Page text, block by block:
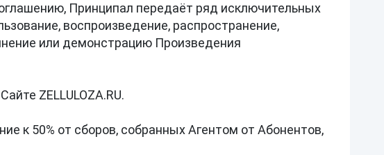
Принципал передаёт ряд исключительных
воспроизведение, распространение,
или демонстрацию Произведения
ZELLULOZA.RU.
к 50% от сборов, собранных Агентом от Абонентов,